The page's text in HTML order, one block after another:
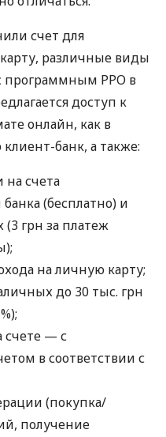
счет для
различные виды
программным РРО в
доступ к
онлайн, как в
банк, а также:
счета
(бесплатно) и
(3 грн за платеж
на личную карту;
до 30 тыс. грн
— с
в соответствии с
(покупка/
получение